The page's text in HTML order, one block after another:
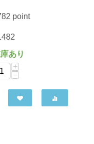
point
あり
+
−